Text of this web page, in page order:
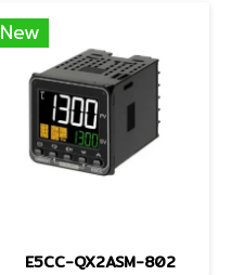
New
E5CC-QX2ASM-802